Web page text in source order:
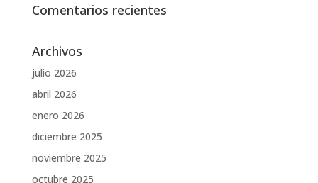
Comentarios recientes
Archivos
julio 2026
abril 2026
enero 2026
diciembre 2025
noviembre 2025
octubre 2025